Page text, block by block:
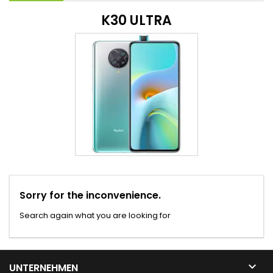
K30 ULTRA
Sorry for the inconvenience.
Search again what you are looking for
UNTERNEHMEN 